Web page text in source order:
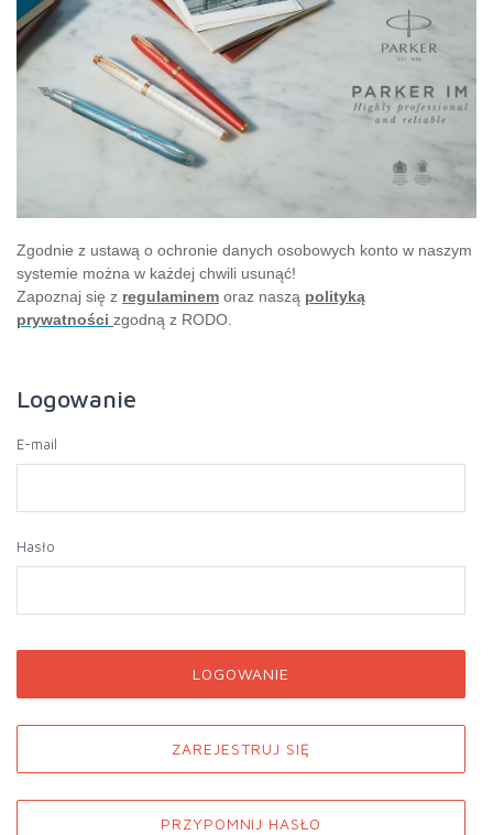
Zgodnie z ustawą o ochronie danych osobowych konto w naszym
systemie można w każdej chwili usunąć!
Zapoznaj się z regulaminem oraz naszą polityką
prywatności zgodną z RODO.
Logowanie
E-mail
Hasło
LOGOWANIE
ZAREJESTRUJ SIĘ
PRZYPOMNIJ HASŁO